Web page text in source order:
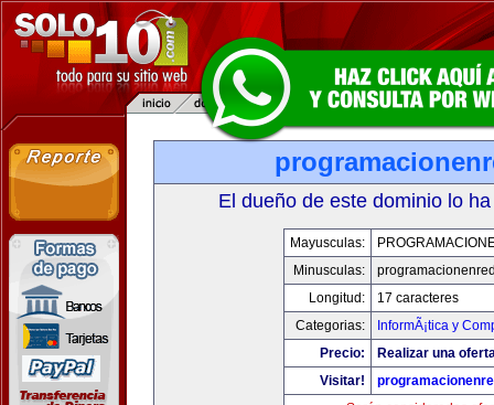
El dueño de este dominio lo
Mayusculas:
Minusculas:
Longitud:
17 caracteres
Categorias:
InformÃ¡tica y
Precio:
Realizar una
Visitar!